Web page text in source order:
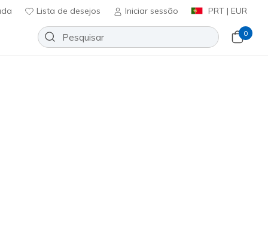
Lista de desejos Iniciar sessão PRT | EUR
0